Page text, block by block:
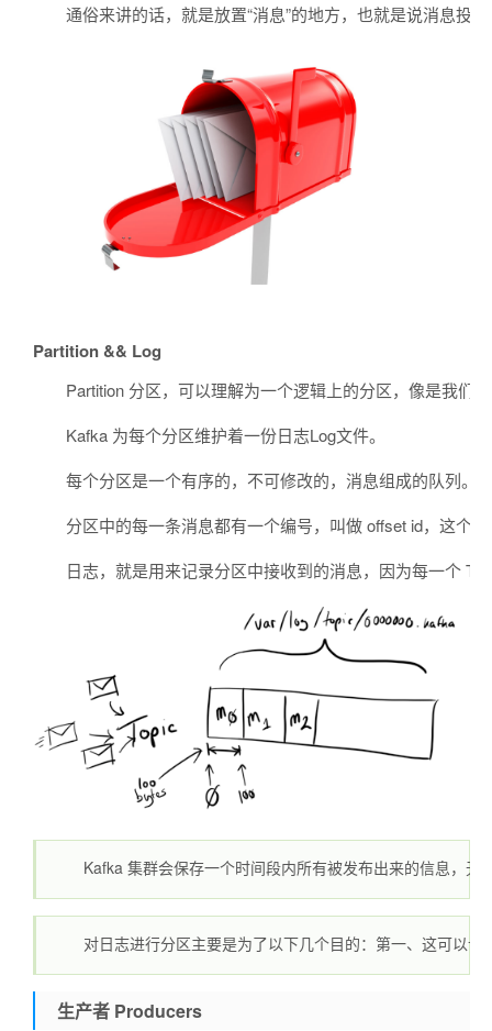
通俗来讲的话，就是放置“消息”的地方，也就是说消息投
Partition && Log
Partition 分区，可以理解为一个逻辑上的分区，像是我们
Kafka 为每个分区维护着一份日志Log文件。
每个分区是一个有序的，不可修改的，消息组成的队列。
分区中的每一条消息都有一个编号，叫做 offset id，这个
日志，就是用来记录分区中接收到的消息，因为每一个
Kafka 集群会保存一个时间段内所有被发布出来的信息，
对日志进行分区主要是为了以下几个目的：第一、这可以
生产者 Producers